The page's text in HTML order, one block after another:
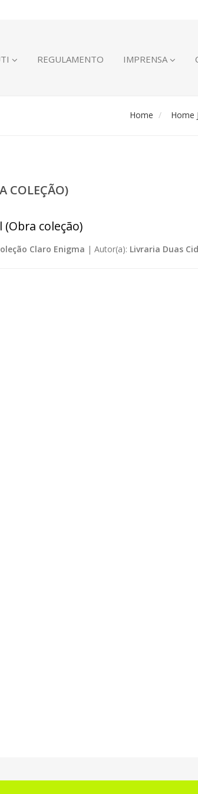
REGULAMENTO IMPRENSA
Home Home
COLEÇÃO)
coleção)
Claro Enigma | Autor(a): Livraria Duas